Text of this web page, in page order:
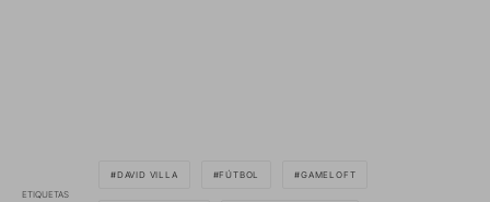
ETIQUETAS
DAVID VILLA FÚTBOL GAMELOFT